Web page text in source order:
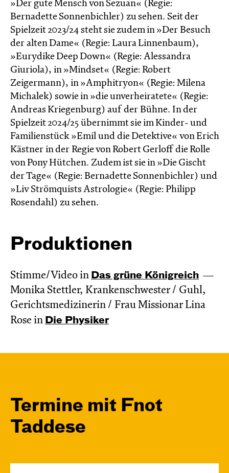
»Der gute Mensch von Sezuan« (Regie:
Bernadette Sonnenbichler) zu sehen. Seit der
Spielzeit 2023/24 steht sie zudem in »Der Besuch
der alten Dame« (Regie: Laura Linnenbaum),
»Eurydike Deep Down« (Regie: Alessandra
Giuriola), in »Mindset« (Regie: Robert
Zeigermann), in »Amphitryon« (Regie: Milena
Michalek) sowie in »die unverheiratete« (Regie:
Andreas Kriegenburg) auf der Bühne. In der
Spielzeit 2024/25 übernimmt sie im Kinder- und
Familienstück »Emil und die Detektive« von Erich
Kästner in der Regie von Robert Gerloff die Rolle
von Pony Hütchen. Zudem ist sie in »Die Gischt
der Tage« (Regie: Bernadette Sonnenbichler) und
»Liv Strömquists Astrologie« (Regie: Philipp
Rosendahl) zu sehen.
Produktionen
Stimme/Video in Das grüne König­reich
Monika Stettler, Krankenschwester / Guhl,
Gerichtsmedizinerin / Frau Missionar Lina
Rose in Die Physiker
Termine mit Fnot
Taddese